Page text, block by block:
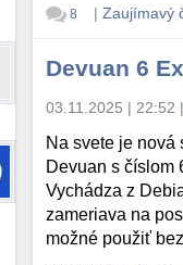
8 | Zaujímavý
Devuan 6
03.11.2025 | 22:52 |
Na svete je
Devuan s číslom
Vychádza z
zameriava na
možné použiť